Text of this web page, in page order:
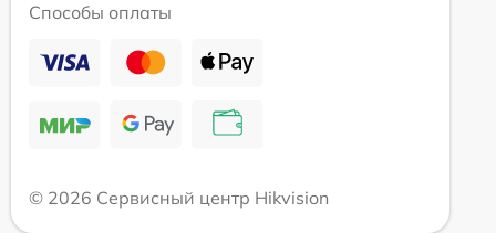
Способы оплаты
© 2026 Сервисный центр Hikvision